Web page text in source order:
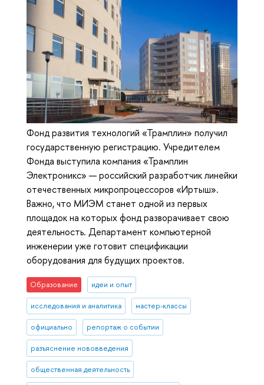
Фонд развития технологий «Трамплин» получил
государственную регистрацию. Учредителем
Фонда выступила компания «Трамплин
Электроникс» — российский разработчик линейки
отечественных микропроцессоров «Иртыш».
Важно, что МИЭМ станет одной из первых
площадок на которых фонд разворачивает свою
деятельность. Департамент компьютерной
инженерии уже готовит спецификации
оборудования для будущих проектов.
Образование идеи и опыт
исследования и аналитика мастер-классы
официально репортаж о событии
разъяснение нововведения
общественная деятельность